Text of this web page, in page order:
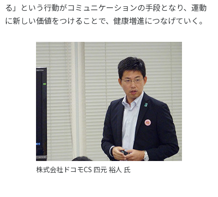
る」という行動がコミュニケーションの手段となり、運動
に新しい価値をつけることで、健康増進につなげていく。
株式会社ドコモCS 四元 裕人 氏